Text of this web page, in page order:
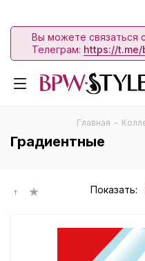
Вы можете связаться
Телеграм: https://t.me/
Главная -
Градиентные
Показать: